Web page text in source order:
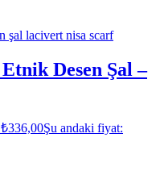
Desen Şal –
₺336,00Şu andaki fiyat: